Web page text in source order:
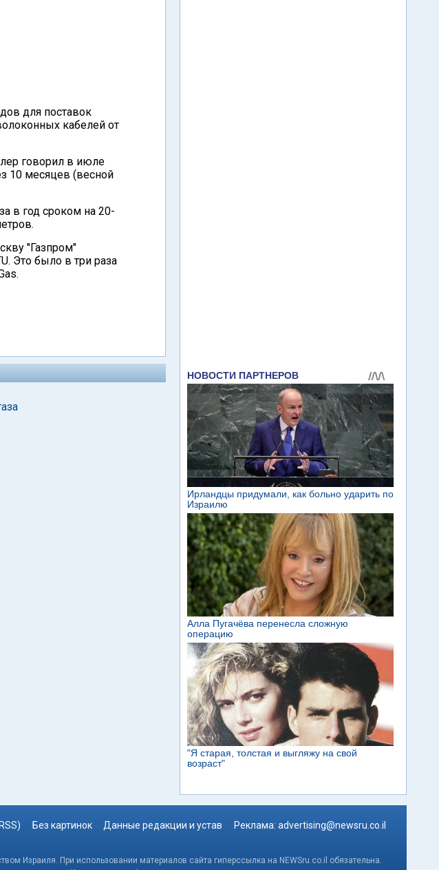
для поставок
кабелей от
говорил в июле
10 месяцев (весной
в год сроком на 20-
"Газпром"
Это было в три раза
Без картинок Данные редакции и устав Реклама: advertising@newsru.co.il
Израиля. При использовании материалов сайта гиперссылка на NEWSru.co.il обязательна.